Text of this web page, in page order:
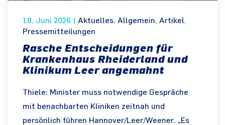
18. Juni 2026 Aktuelles, Allgemein, Artikel,
Pressemitteilungen
Rasche Entscheidungen für
Krankenhaus Rheiderland und
Klinikum Leer angemahnt
Thiele: Minister muss notwendige Gespräche
mit benachbarten Kliniken zeitnah und
persönlich führen Hannover/Leer/Weener. „Es